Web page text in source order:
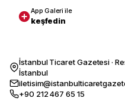
App Galeri ile
keşfedin
İstanbul Ticaret Gazetesi ·
İstanbul
+90 212 467 65 15